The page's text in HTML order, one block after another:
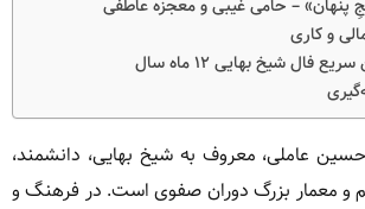
پنهان» – حامی غیبی و معجزه عاطفی
و کاری
شیخ بهایی ۱۲ ماه سال
عاملی، معروف به شیخ بهایی، دانشمند،
و معمار بزرگ دوران صفوی است. در فرهنگ و